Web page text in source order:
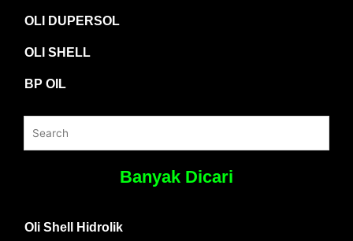
OLI DUPERSOL
OLI SHELL
BP OIL
Banyak Dicari
Oli Shell Hidrolik